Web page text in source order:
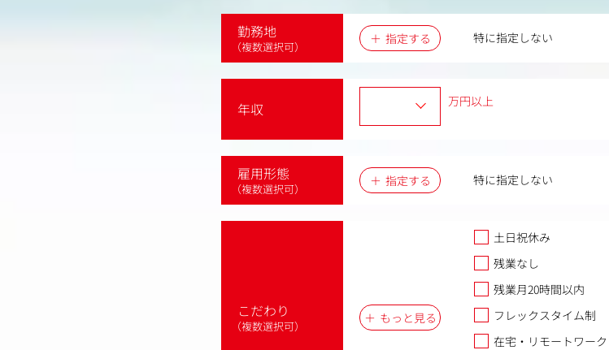
勤務地
（複数選択可）
指定する 特に指定しない
年収 万円以上
雇用形態
（複数選択可）
指定する 特に指定しない
こだわり
（複数選択可）
もっと見る
土日祝休み
残業なし
残業月20時間以内
フレックスタイム制
在宅・リモートワーク